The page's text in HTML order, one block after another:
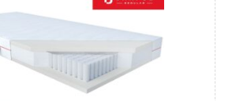
810 zł
749 zł